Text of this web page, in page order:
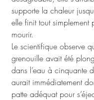
supporte la chaleur
elle finit tout simplement
mourir.
Le scientifique observe
grenouille avait été
dans l’eau à cinquante
aurait immédiatement
patte adéquat pour